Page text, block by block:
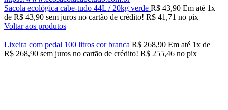
Sacola ecológica cabe-tudo 44L / 20kg verde R$ 43,90 Em até 1x
de R$ 43,90 sem juros no cartão de crédito! R$ 41,71 no pix
Voltar aos produtos
Lixeira com pedal 100 litros cor branca R$ 268,90 Em até 1x de
R$ 268,90 sem juros no cartão de crédito! R$ 255,46 no pix